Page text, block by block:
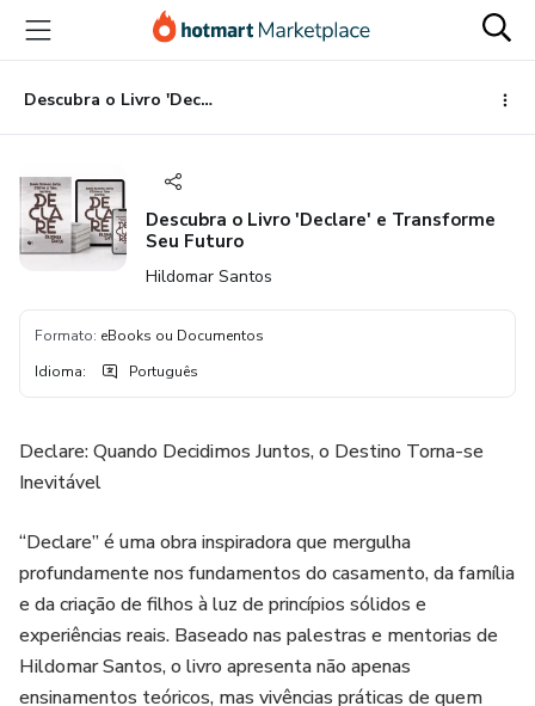
para
conteúdo
principal
para
pagamento
para
rodapé
Descubra o Livro 'Declare' e Transforme Seu Futuro
Descubra o Livro 'Declare' e Transforme
Seu Futuro
Hildomar Santos
Formato: eBooks ou Documentos
Idioma: Português
Declare: Quando Decidimos Juntos, o Destino Torna-se
Inevitável
“Declare” é uma obra inspiradora que mergulha
profundamente nos fundamentos do casamento, da família
e da criação de filhos à luz de princípios sólidos e
experiências reais. Baseado nas palestras e mentorias de
Hildomar Santos, o livro apresenta não apenas
ensinamentos teóricos, mas vivências práticas de quem